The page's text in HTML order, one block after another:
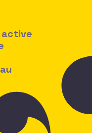
active